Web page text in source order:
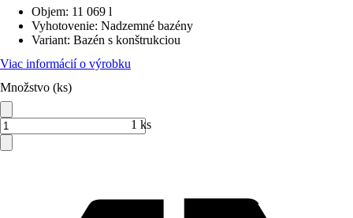
Objem: 11 069 l
Vyhotovenie: Nadzemné bazény
Variant: Bazén s konštrukciou
Viac informácií o výrobku
Množstvo (ks)
1 ks